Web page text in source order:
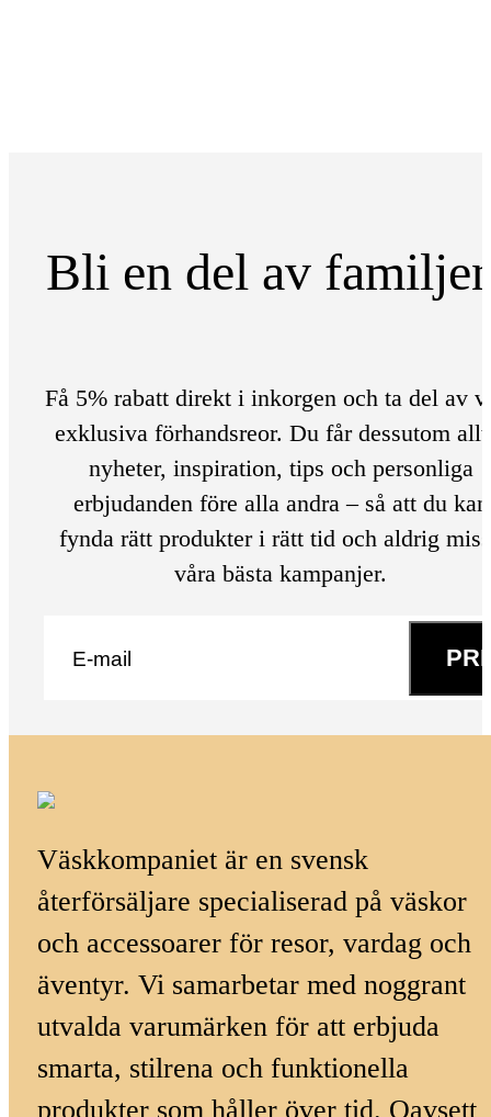
Bli en del av
Få 5% rabatt direkt i inkorgen och ta del av
exklusiva förhandsreor. Du får dessutom
nyheter, inspiration, tips och personliga
erbjudanden före alla andra – så att du kan
fynda rätt produkter i rätt tid och aldrig
våra bästa kampanjer.
Väskkompaniet är en svensk
återförsäljare specialiserad på väskor
och accessoarer för resor, vardag och
äventyr. Vi samarbetar med noggrant
utvalda varumärken för att erbjuda
smarta, stilrena och funktionella
produkter som håller över tid. Oavsett